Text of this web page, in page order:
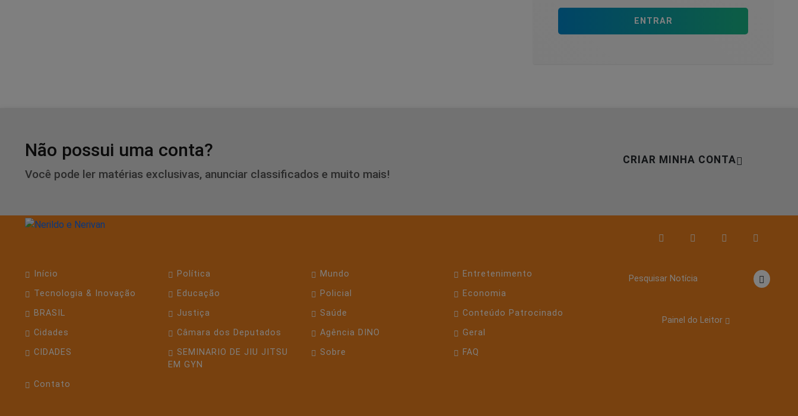
ENTRAR
Não possui uma conta?
Você pode ler matérias exclusivas, anunciar classificados e muito mais!
CRIAR MINHA CONTA
Início Política Mundo
Entretenimento
Tecnologia & Inovação
Educação Policial
Economia
BRASIL
Justiça Saúde
Conteúdo Patrocinado
Cidades
Câmara dos Deputados Agência DINO
Geral
CIDADES
SEMINARIO DE JIU JITSU
EM GYN
Sobre FAQ
Contato
Pesquisar Notícia
Painel do Leitor